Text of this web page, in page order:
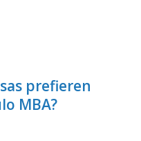
prefieren
MBA?